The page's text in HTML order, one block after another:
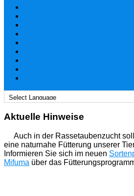
Aktuelle Hinweise
Auch in der Rassetaubenzucht
eine naturnahe Fütterung unserer
Informieren Sie sich im neuen
Mifuma über das